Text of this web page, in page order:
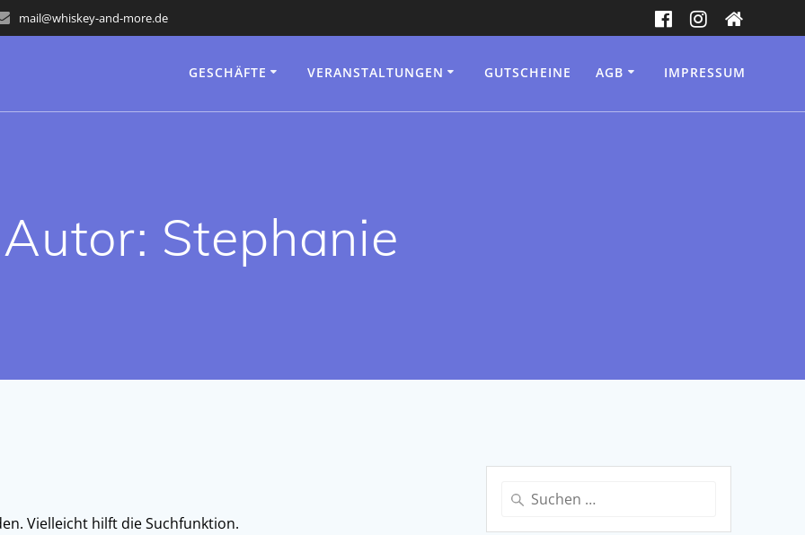
mail@whiskey-and-more.de
GESCHÄFTE VERANSTALTUNGEN GUTSCHEINE AGB IMPRESSUM
Autor: Stephanie
Vielleicht hilft die Suchfunktion.
Suchen